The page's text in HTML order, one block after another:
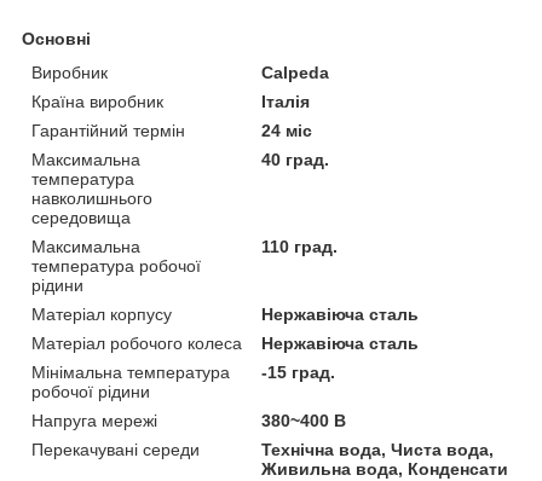
Основні
Виробник
Calpeda
Країна виробник
Італія
Гарантійний термін
24 міс
Максимальна
температура
навколишнього
середовища
40 град.
Максимальна
температура робочої
рідини
110 град.
Матеріал корпусу
Нержавіюча сталь
Матеріал робочого колеса
Нержавіюча сталь
Мінімальна температура
робочої рідини
-15 град.
Напруга мережі
380~400 В
Перекачувані середи
Технічна вода, Чиста вода,
Живильна вода, Конденсати